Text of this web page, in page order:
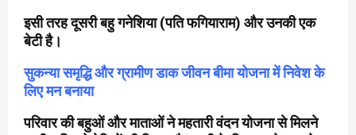
इसी तरह दूसरी बहु गनेशिया (पति फगियाराम) और उनकी एक
बेटी है।
सुकन्या समृद्धि और ग्रामीण डाक जीवन बीमा योजना में निवेश के
लिए मन बनाया
परिवार की बहुओं और माताओं ने महतारी वंदन योजना से मिलने